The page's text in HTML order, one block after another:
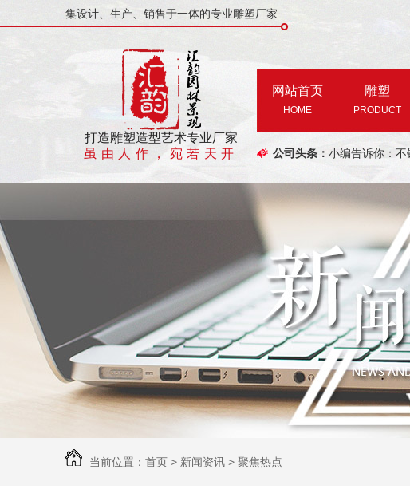
集设计、生产、销售于一体的专业雕塑厂家
打造雕塑造型艺术专业厂家
虽由人作，宛若天开
网站首页
HOME
雕塑
PRODUCT
公司头条： 小编告诉你：不
假山制作材料选
郑州雕塑在景
郑州汇韵雕塑
当前位置： 首页 > 新闻资讯 > 聚焦热点